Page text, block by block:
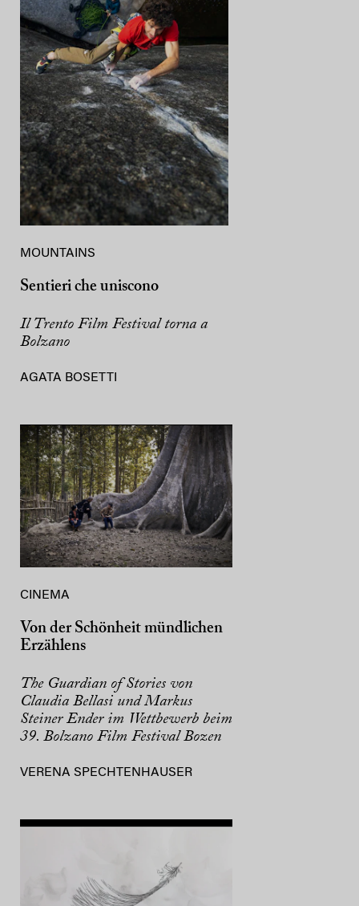
MOUNTAINS
Sentieri che uniscono
Il Trento Film Festival torna a
Bolzano
AGATA BOSETTI
CINEMA
Von der Schönheit mündlichen
Erzählens
The Guardian of Stories von
Claudia Bellasi und Markus
Steiner Ender im Wettbewerb beim
39. Bolzano Film Festival Bozen
VERENA SPECHTENHAUSER